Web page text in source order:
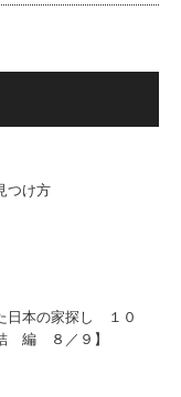
つけ方
日本の家探し １０
編 ８／９】